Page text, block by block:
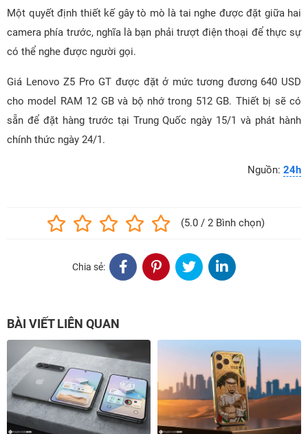
Một quyết định thiết kế gây tò mò là tai nghe được đặt giữa hai
camera phía trước, nghĩa là bạn phải trượt điện thoại để thực sự
có thể nghe được người gọi.
Giá Lenovo Z5 Pro GT được đặt ở mức tương đương 640 USD
cho model RAM 12 GB và bộ nhớ trong 512 GB. Thiết bị sẽ có
sẵn để đặt hàng trước tại Trung Quốc ngày 15/1 và phát hành
chính thức ngày 24/1.
Nguồn: 24h
(5.0 / 2 Bình chọn)
Chia sẻ:
BÀI VIẾT LIÊN QUAN